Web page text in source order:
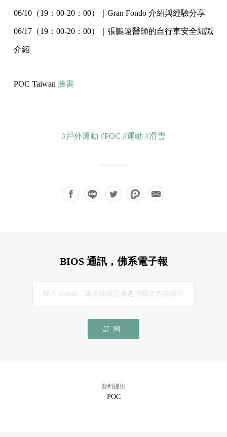
06/10（19：00-20：00）｜Gran Fondo 介紹與經驗分享
06/17（19：00-20：00）｜張鵬遠醫師的自行車安全知識
介紹
POC Taiwan 臉書
#戶外運動 #POC #運動 #滑雪
BIOS 通訊，佛系電子報
訂閱
資料提供
POC